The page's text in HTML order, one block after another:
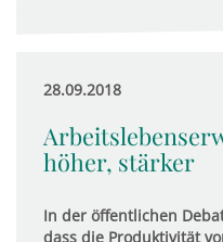
28.09.2018
höher, stärker
In der öffentlichen
dass die Produktivität